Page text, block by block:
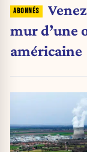
mur d’une
américaine